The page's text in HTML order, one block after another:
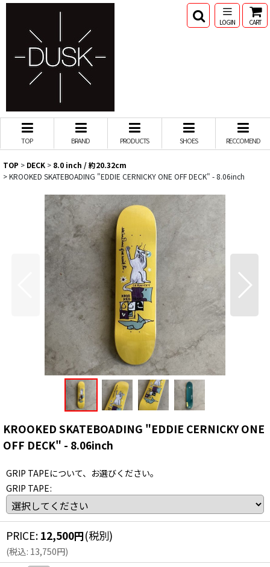
LOGIN CART
TOP BRAND PRODUCTS SHOES RECCOMEND
TOP > DECK > 8.0 inch / 約20.32cm
>KROOKED SKATEBOADING "EDDIE CERNICKY ONE OFF DECK" - 8.06inch
KROOKED SKATEBOADING "EDDIE CERNICKY ONE
OFF DECK" - 8.06inch
GRIP TAPEについて、お選びください。
GRIP TAPE:
PRICE: 12,500円(税別)
(税込: 13,750円)